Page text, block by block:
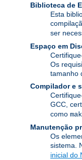
Biblioteca de
Esta
ser
Espaço em
Os
tamanho
Compilador e
GCC,
como
Manutenção
Os
sistema.
inicial do